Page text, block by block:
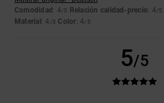
Comodidad : 4/5 Relación calidad-precio: 4/5
Material : 4 /5 Color: 4/5
5/5